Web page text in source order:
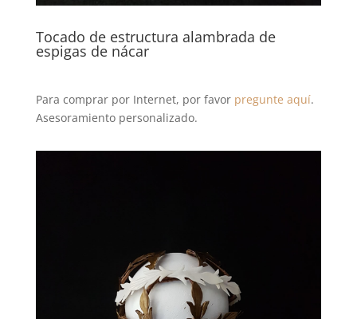
Tocado de estructura alambrada de
espigas de nácar
Para comprar por Internet, por favor pregunte aquí.
Asesoramiento personalizado.